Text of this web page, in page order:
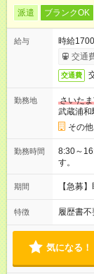
派遣 ブランクOK
給与
時給
交通
交通費
勤務地
さいた
武蔵浦
その他
勤務時間
8:30～
す。
期間 【急募
特徴 履歴書不
気になる！